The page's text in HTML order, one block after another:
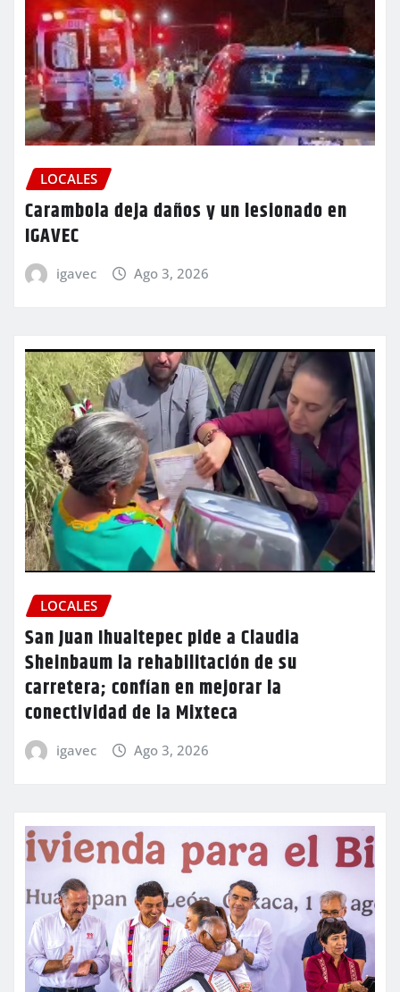
LOCALES
Carambola deja daños y un lesionado en
IGAVEC
igavec Ago 3, 2026
LOCALES
San Juan Ihualtepec pide a Claudia
Sheinbaum la rehabilitación de su
carretera; confían en mejorar la
conectividad de la Mixteca
igavec Ago 3, 2026